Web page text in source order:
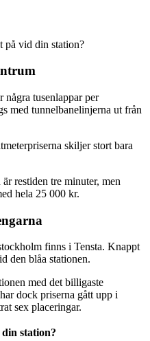
på vid din station?
några tusenlappar per
med tunnelbanelinjerna ut från
skiljer stort bara
restiden tre minuter, men
hela 25 000 kr.
finns i Tensta. Knappt
den blåa stationen.
med det billigaste
dock priserna gått upp i
sex placeringar.
station?